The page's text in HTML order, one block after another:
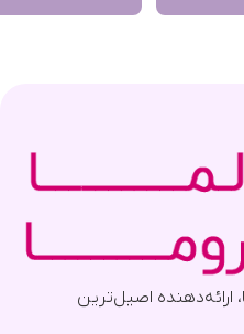
ارائه‌دهنده اصیل‌ترین